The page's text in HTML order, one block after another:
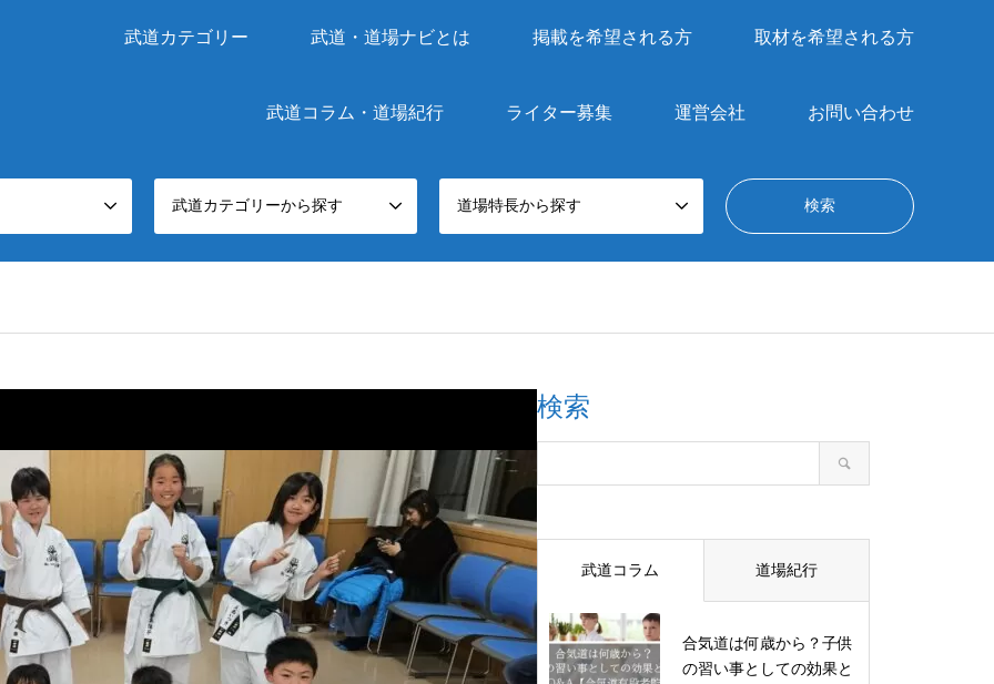
武道カテゴリー 武道・道場ナビとは 掲載を希望される方 取材を希望される方
武道コラム・道場紀行 ライター募集 運営会社 お問い合わせ
武道カテゴリーから探す 道場特長から探す
検索
武道コラム 道場紀行
合気道は何歳から？子供
の習い事としての効果と